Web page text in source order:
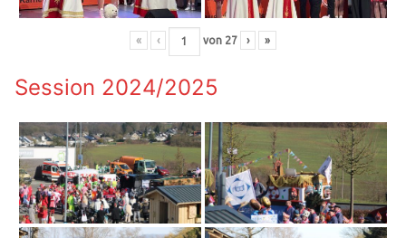
« ‹ von 27 › »
Session 2024/2025